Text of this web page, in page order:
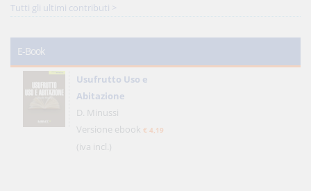
Tutti gli ultimi contributi >
E-Book
Usufrutto Uso e
Abitazione
D. Minussi
Versione ebook € 4,19
(iva incl.)